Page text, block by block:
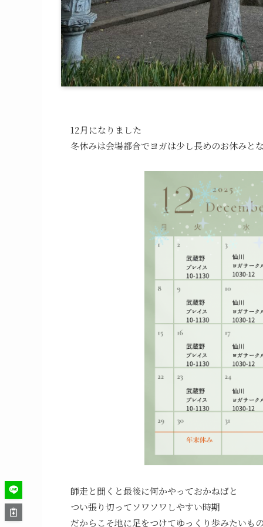
12月になりました
冬休みは会場都合でヨガは少し長めのお休みと
師走と聞くと最後に何かやっておかねばと
つい張り切ってソワソワしやすい時期
だからこそ地に足をつけてゆっくり歩みたいも